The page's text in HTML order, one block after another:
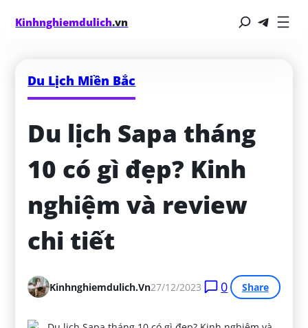
Kinhnghiemdulich.vn
Du Lịch Miền Bắc
Du lịch Sapa tháng
10 có gì đẹp? Kinh
nghiệm và review
chi tiết
Kinhnghiemdulich.vn27/12/2023 0 Share